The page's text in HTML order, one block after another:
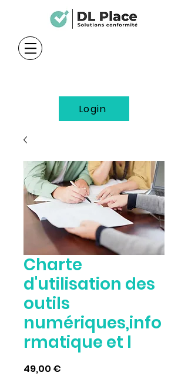
Login
Charte
d'utilisation des
outils
numériques,info
rmatique et l
49,00 €